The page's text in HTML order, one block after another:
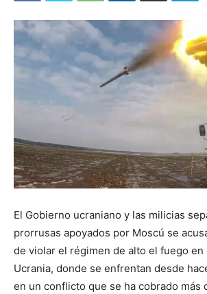
El Gobierno ucraniano y las milicias
prorrusas apoyados por Moscú se
de violar el régimen de alto el fuego en
Ucrania, donde se enfrentan desde
en un conflicto que se ha cobrado más